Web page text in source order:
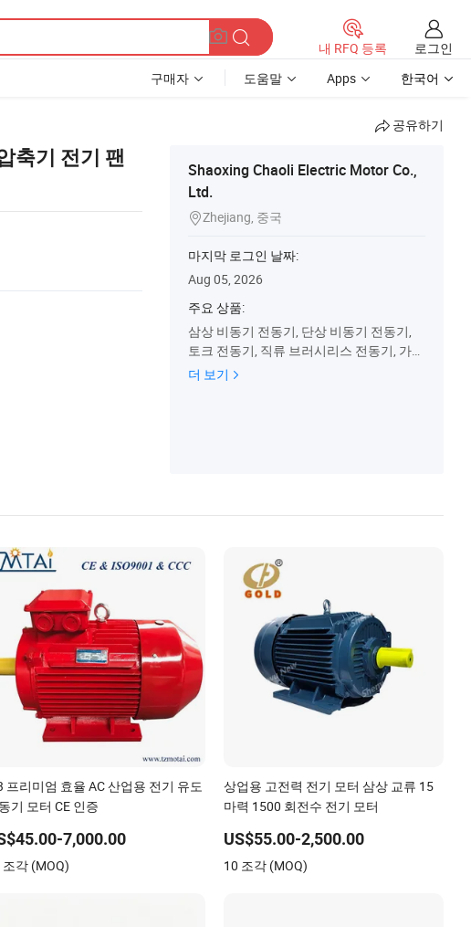
내 RFQ 등록
로그인
구매자 도움말 Apps 한국어
공유하기
축기 전기 팬
Shaoxing Chaoli Electric Motor Co.,
Ltd.
Zhejiang, 중국
마지막 로그인 날짜:
Aug 05, 2026
주요 상품:
삼상 비동기 전동기, 단상 비동기 전동기,
토크 전동기, 직류 브러시리스 전동기, 가변
주파수 비동기 전동기, 전자기 브레이크 전
더 보기
프리미엄 효율 AC 산업용 전기 유도
기 모터 CE 인증
7,000.00
조각 (MOQ)
상업용 고전력 전기 모터 삼상 교류 15
마력 1500 회전수 전기 모터
US$55.00-2,500.00
10 조각 (MOQ)